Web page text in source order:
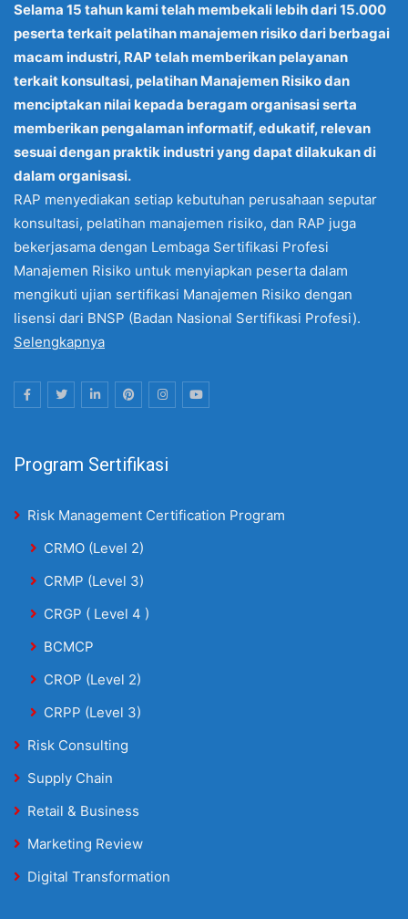
Selama 15 tahun kami telah membekali lebih dari 15.000
peserta terkait pelatihan manajemen risiko dari berbagai
macam industri, RAP telah memberikan pelayanan
terkait konsultasi, pelatihan Manajemen Risiko dan
menciptakan nilai kepada beragam organisasi serta
memberikan pengalaman informatif, edukatif, relevan
sesuai dengan praktik industri yang dapat dilakukan di
dalam organisasi.
RAP menyediakan setiap kebutuhan perusahaan seputar
konsultasi, pelatihan manajemen risiko, dan RAP juga
bekerjasama dengan Lembaga Sertifikasi Profesi
Manajemen Risiko untuk menyiapkan peserta dalam
mengikuti ujian sertifikasi Manajemen Risiko dengan
lisensi dari BNSP (Badan Nasional Sertifikasi Profesi).
Selengkapnya
Program Sertifikasi
Risk Management Certification Program
CRMO (Level 2)
CRMP (Level 3)
CRGP ( Level 4 )
BCMCP
CROP (Level 2)
CRPP (Level 3)
Risk Consulting
Supply Chain
Retail & Business
Marketing Review
Digital Transformation